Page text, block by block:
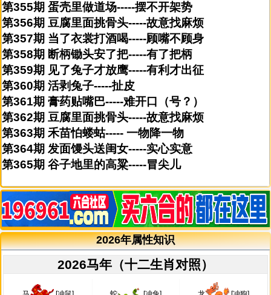
第355期 蛋壳里做道场-----摆不开架势
第356期 豆腐里面挑骨头-----故意找麻烦
第357期 当了衣裳打酒喝-----顾嘴不顾身
第358期 断柄锄头安了把-----有了把柄
第359期 见了兔子才放鹰-----有利才出征
第360期 活剥兔子-----扯皮
第361期 膏药贴嘴巴-----难开口（号？）
第362期 豆腐里面挑骨头-----故意找麻烦
第363期 禾苗怕蝼蛄----- 一物降一物
第364期 发面馒头送闺女-----实心实意
第365期 谷子地里的高粱-----冒尖儿
2026年属性知识
2026马年（十二生肖对照）